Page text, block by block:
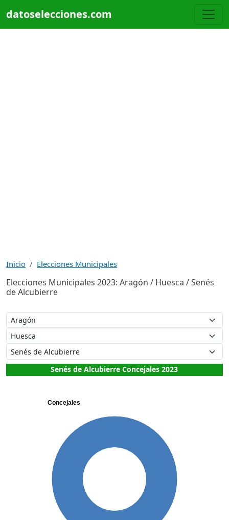
datoselecciones.com
Inicio Elecciones Municipales
Elecciones Municipales 2023: Aragón / Huesca / Senés
de Alcubierre
Senés de Alcubierre Concejales 2023
Concejales